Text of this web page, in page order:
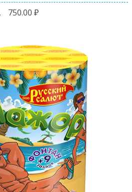
750.00 ₽